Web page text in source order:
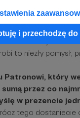
i przechodzę do
za 100 złotych
to niezły pomysł,
Patronowi, który
przez co
w prezencie
tego dostaniecie